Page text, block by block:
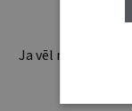
Ja vēl neesi